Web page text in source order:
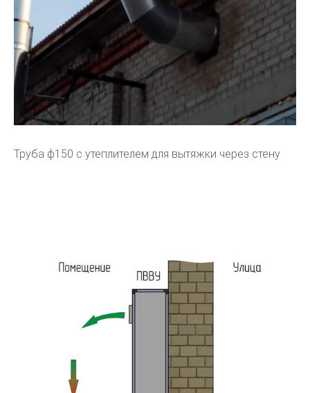
Труба ф150 с утеплителем для вытяжки через стену